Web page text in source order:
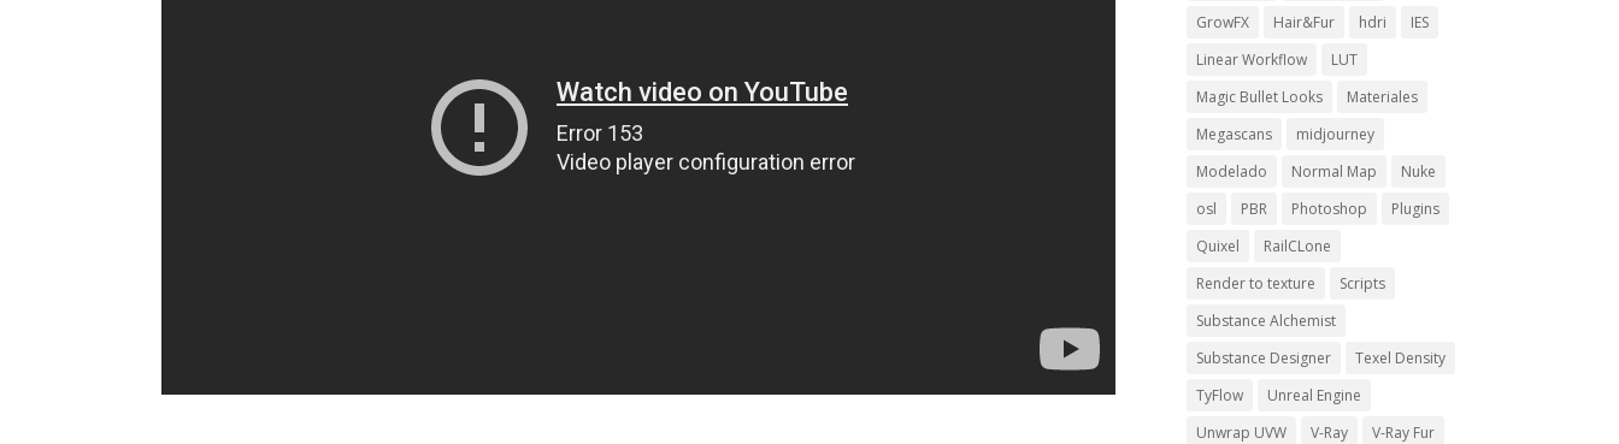
GrowFX
Hair&Fur hdri
IES
Linear Workflow
LUT
Magic Bullet Looks
Materiales
Megascans
midjourney
Modelado
Normal Map
Nuke
osl
PBR Photoshop
Plugins
Quixel
RailCLone
Render to texture
Scripts
Substance Alchemist
Substance Designer
Texel Density
TyFlow
Unreal Engine
Unwrap UVW
V-Ray V-Ray Fur